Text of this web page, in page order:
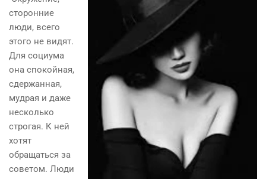
сторонние
люди, всего
этого не видят.
Для социума
она спокойная,
сдержанная,
мудрая и даже
несколько
строгая. К ней
хотят
обращаться за
советом. Люди